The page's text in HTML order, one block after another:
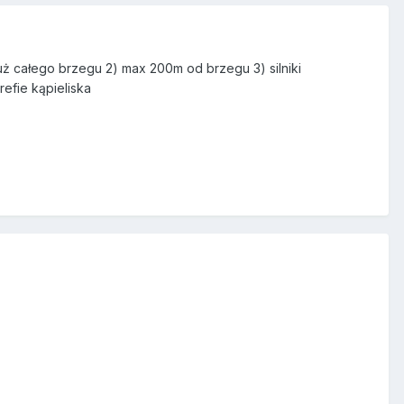
całego brzegu 2) max 200m od brzegu 3) silniki
kąpieliska